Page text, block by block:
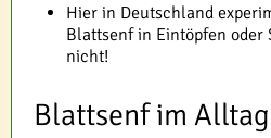
Hier in Deutschland
Blattsenf in Eintöpfen oder
nicht!
Blattsenf im